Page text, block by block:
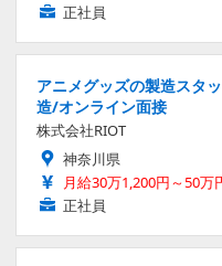
正社員
アニメグッズの製造スタ
造/オンライン面接
株式会社RIOT
神奈川県
月給30万1,200円～50万
正社員